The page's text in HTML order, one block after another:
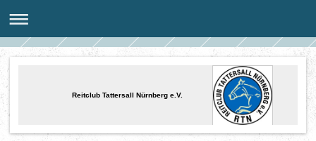
Reitclub Tattersall Nürnberg e.V.